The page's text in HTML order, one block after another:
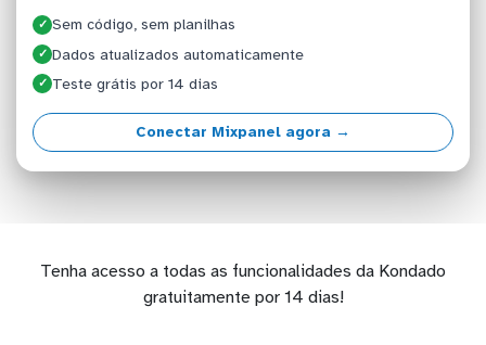
✓ Sem código, sem planilhas
✓ Dados atualizados automaticamente
✓ Teste grátis por 14 dias
Conectar Mixpanel agora →
Tenha acesso a todas as funcionalidades da Kondado
gratuitamente por 14 dias!